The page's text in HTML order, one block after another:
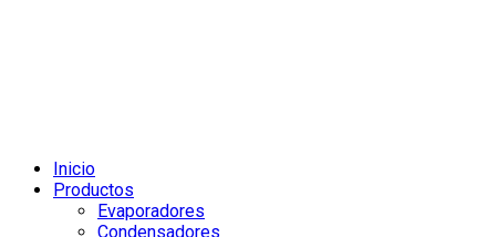
Inicio
Productos
Evaporadores
Condensadores